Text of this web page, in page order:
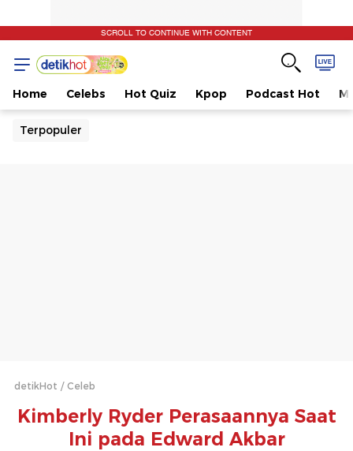
SCROLL TO CONTINUE WITH CONTENT
Home Celebs Hot Quiz Kpop Podcast Hot
Terpopuler
detikHot Celeb
Kimberly Ryder Perasaannya Saat
Ini pada Edward Akbar